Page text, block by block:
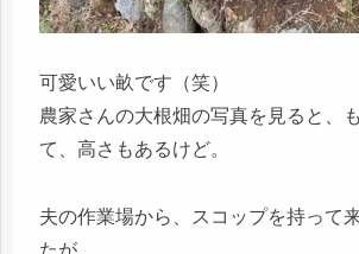
可愛いい畝です（笑）
農家さんの大根畑の写真を見ると、
て、高さもあるけど。
夫の作業場から、スコップを持って